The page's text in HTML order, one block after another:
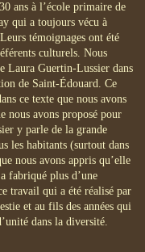
ans à l’école primaire de
qui a toujours vécu à
témoignages ont été
culturels. Nous
Laura Guertin-Lussier dans
de Saint-Édouard. Ce
ce texte que nous avons
nous avons proposé pour
y parle de la grande
les habitants (surtout dans
nous avons appris qu’elle
fabriqué plus d’une
travail qui a été réalisé par
et au fils des années qui
dans la diversité.